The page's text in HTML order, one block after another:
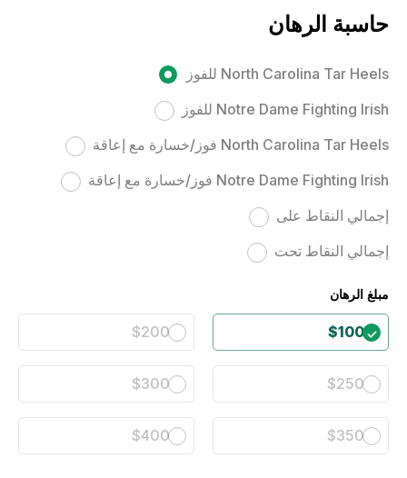
حاسبة الرهان
North Carolina Tar Heels للفوز
Notre Dame Fighting Irish للفوز
North Carolina Tar Heels فوز/خسارة مع إعاقة
Notre Dame Fighting Irish فوز/خسارة مع إعاقة
إجمالي النقاط على
إجمالي النقاط تحت
مبلغ الرهان
$100
$200
$250
$300
$350
$400